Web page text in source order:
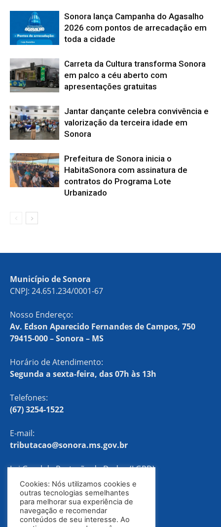
Sonora lança Campanha do Agasalho
2026 com pontos de arrecadação em
toda a cidade
Carreta da Cultura transforma Sonora
em palco a céu aberto com
apresentações gratuitas
Jantar dançante celebra convivência e
valorização da terceira idade em
Sonora
Prefeitura de Sonora inicia o
HabitaSonora com assinatura de
contratos do Programa Lote
Urbanizado
Município de Sonora
CNPJ: 24.651.234/0001-67
Nosso Endereço:
Av. Edson Aparecido Fernandes de Campos, 750
79415-000 – Sonora – MS
Horário de Atendimento:
Segunda a sexta-feira, das 07h às 13h
Telefones:
(67) 3254-1522
E-mail:
tributacao@sonora.ms.gov.br
Lei Geral de Proteção de Dados (LGPD)
Política de Privacidade
Cookies: Nós utilizamos cookies e
outras tecnologias semelhantes
para melhorar sua experiência de
navegação e recomendar
conteúdos de seu interesse. Ao